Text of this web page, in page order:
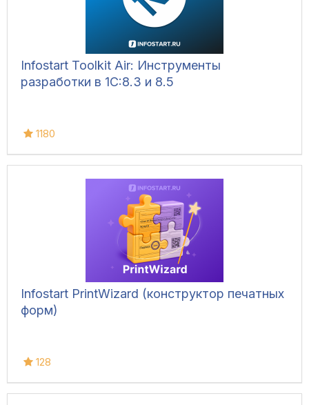
Infostart Toolkit Air: Инструменты
разработки в 1С:8.3 и 8.5
1180
Infostart PrintWizard (конструктор печатных
форм)
128